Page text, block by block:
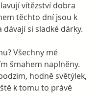
vítězství dobra
těchto dní jsou k
dávají si sladké dárky.
Všechny mé
šmahem naplněny.
hodně světýlek,
k tomu to právě